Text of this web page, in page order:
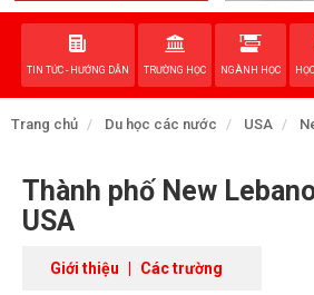
TIN TỨC - HƯỚNG DẪN TRƯỜNG HỌC NGÀNH HỌC
Trang chủ Du học các nước USA
Thành phố New
USA
Giới thiệu | Các trường
DỊCH VỤ
VỀ NAM PHONG